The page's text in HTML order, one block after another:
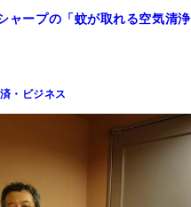
ャープの「蚊が取れる空気清浄
・ビジネス